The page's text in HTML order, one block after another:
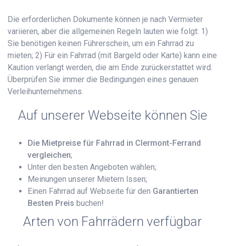
Die erforderlichen Dokumente können je nach Vermieter
variieren, aber die allgemeinen Regeln lauten wie folgt: 1)
Sie benötigen keinen Führerschein, um ein Fahrrad zu
mieten; 2) Für ein Fahrrad (mit Bargeld oder Karte) kann eine
Kaution verlangt werden, die am Ende zurückerstattet wird.
Überprüfen Sie immer die Bedingungen eines genauen
Verleihunternehmens.
Auf unserer Webseite können Sie
Die Mietpreise für Fahrrad in Clermont-Ferrand
vergleichen;
Unter den besten Angeboten wählen;
Meinungen unserer Mietern lssen;
Einen Fahrrad auf Webseite für den Garantierten
Besten Preis buchen!
Arten von Fahrrädern verfügbar